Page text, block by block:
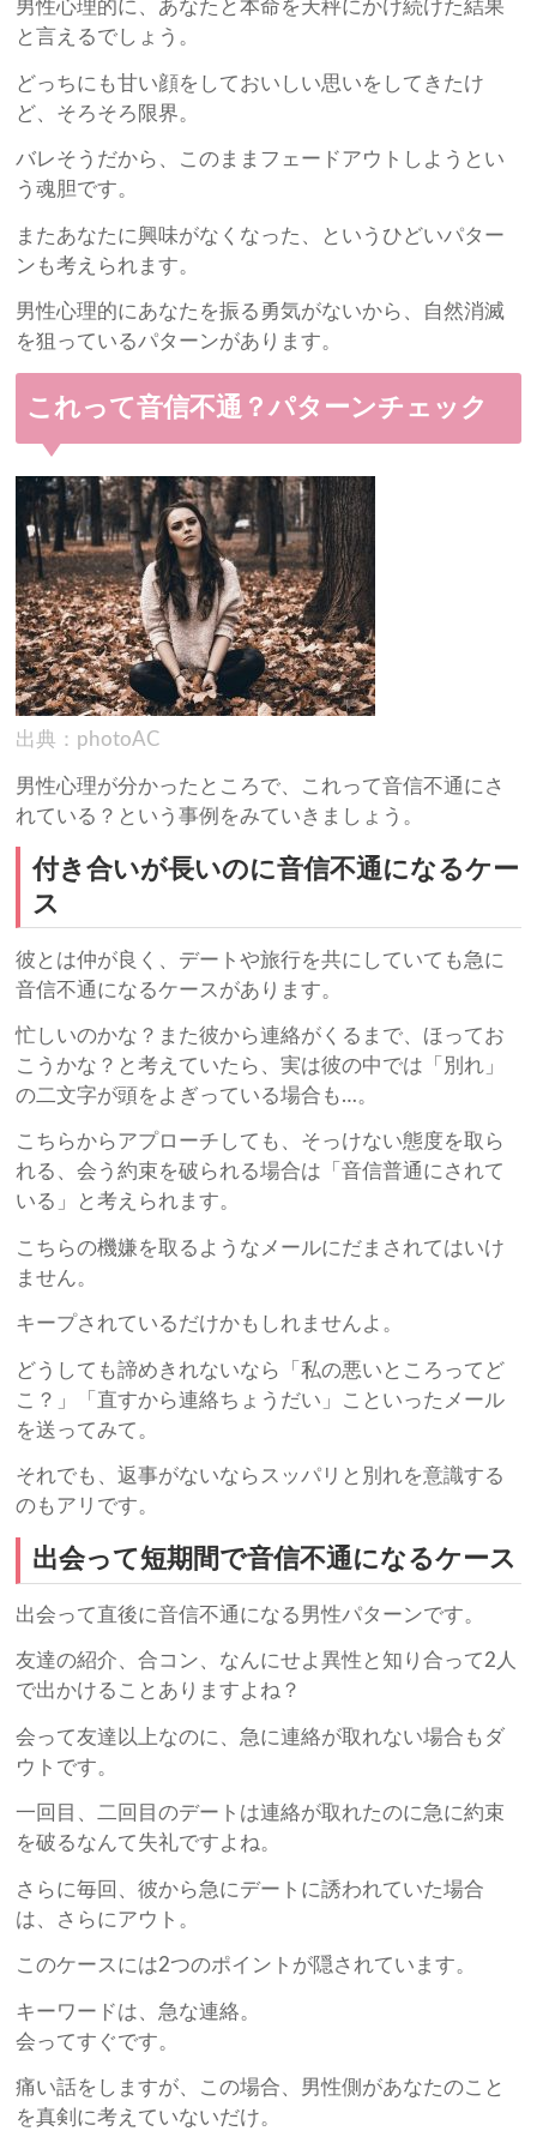
男性心理的に、あなたと本命を天秤にかけ続けた結果
と言えるでしょう。
どっちにも甘い顔をしておいしい思いをしてきたけ
ど、そろそろ限界。
バレそうだから、このままフェードアウトしようとい
う魂胆です。
またあなたに興味がなくなった、というひどいパター
ンも考えられます。
男性心理的にあなたを振る勇気がないから、自然消滅
を狙っているパターンがあります。
これって音信不通？パターンチェック
出典：photoAC
男性心理が分かったところで、これって音信不通にさ
れている？という事例をみていきましょう。
付き合いが長いのに音信不通になるケー
ス
彼とは仲が良く、デートや旅行を共にしていても急に
音信不通になるケースがあります。
忙しいのかな？また彼から連絡がくるまで、ほってお
こうかな？と考えていたら、実は彼の中では「別れ」
の二文字が頭をよぎっている場合も…。
こちらからアプローチしても、そっけない態度を取ら
れる、会う約束を破られる場合は「音信普通にされて
いる」と考えられます。
こちらの機嫌を取るようなメールにだまされてはいけ
ません。
キープされているだけかもしれませんよ。
どうしても諦めきれないなら「私の悪いところってど
こ？」「直すから連絡ちょうだい」こといったメール
を送ってみて。
それでも、返事がないならスッパリと別れを意識する
のもアリです。
出会って短期間で音信不通になるケース
出会って直後に音信不通になる男性パターンです。
友達の紹介、合コン、なんにせよ異性と知り合って2人
で出かけることありますよね？
会って友達以上なのに、急に連絡が取れない場合もダ
ウトです。
一回目、二回目のデートは連絡が取れたのに急に約束
を破るなんて失礼ですよね。
さらに毎回、彼から急にデートに誘われていた場合
は、さらにアウト。
このケースには2つのポイントが隠されています。
キーワードは、急な連絡。
会ってすぐです。
痛い話をしますが、この場合、男性側があなたのこと
を真剣に考えていないだけ。